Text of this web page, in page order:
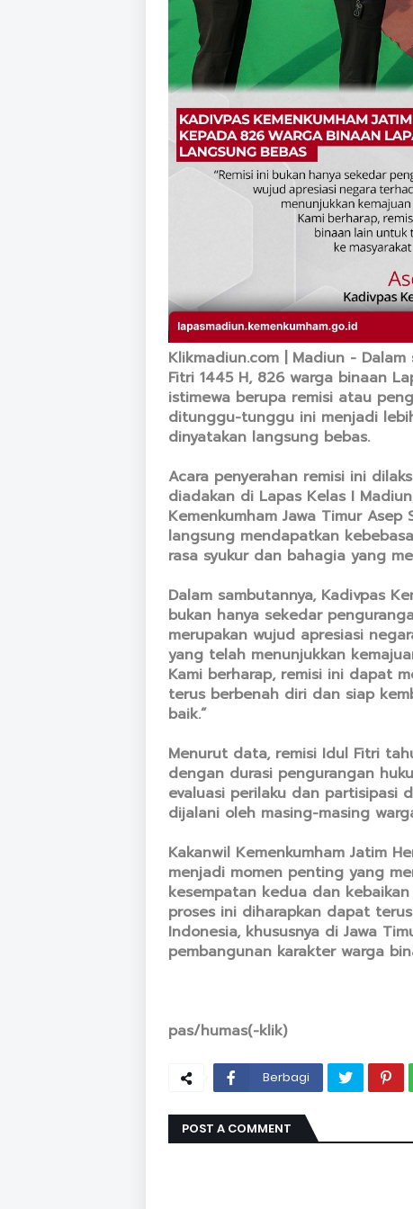
Klikmadiun.com | Madiun -
Fitri 1445 H, 826 warga binaan
istimewa berupa remisi atau
ditunggu-tunggu ini menjadi
dinyatakan langsung bebas.
Acara penyerahan remisi ini
diadakan di Lapas Kelas I
Kemenkumham Jawa Timur
langsung mendapatkan
rasa syukur dan bahagia yang
Dalam sambutannya, Kadivpas
bukan hanya sekedar
merupakan wujud apresiasi
yang telah menunjukkan
Kami berharap, remisi ini dapat
terus berbenah diri dan siap
baik.”
Menurut data, remisi Idul Fitri
dengan durasi pengurangan
evaluasi perilaku dan partisipasi
dijalani oleh masing-masing
Kakanwil Kemenkumham Jatim
menjadi momen penting yang
kesempatan kedua dan
proses ini diharapkan dapat
Indonesia, khususnya di Jawa
pembangunan karakter warga
pas/humas(-klik)
Berbagi
POST A COMMENT